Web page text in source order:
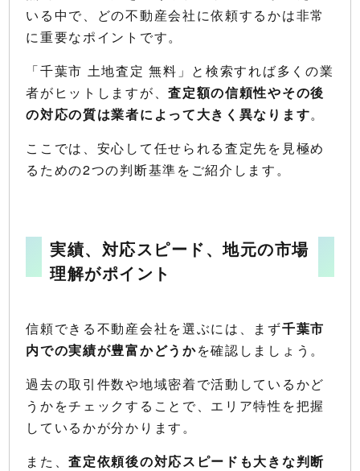
いる中で、どの不動産会社に依頼するかは非常
に重要なポイントです。
「千葉市 土地査定 無料」と検索すれば多くの業
者がヒットしますが、査定額の信頼性やその後
の対応の質は業者によって大きく異なります。
ここでは、安心して任せられる査定先を見極め
るための2つの判断基準をご紹介します。
実績、対応スピード、地元の市場
理解がポイント
信頼できる不動産会社を選ぶには、まず千葉市
内での実績が豊富かどうかを確認しましょう。
過去の取引件数や地域密着で活動しているかど
うかをチェックすることで、エリア特性を把握
しているかが分かります。
また、査定依頼後の対応スピードも大きな判断